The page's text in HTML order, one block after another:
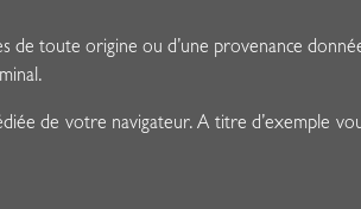
toute origine ou d’une provenance
de votre navigateur. A titre d’exemple